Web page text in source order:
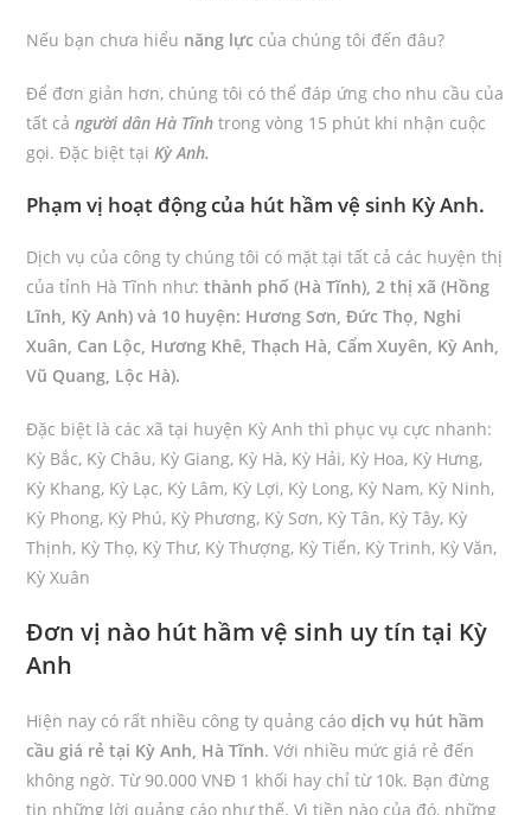
Nếu bạn chưa hiểu năng lực của chúng tôi đến đâu?
Để đơn giản hơn, chúng tôi có thể đáp ứng cho nhu cầu của
tất cảngười dân Hà Tĩnh trong vòng 15 phút khi nhận cuộc
gọi. Đặc biệt tạiKỳ Anh.
Phạm vị hoạt động của hút hầm vệ sinh Kỳ Anh.
Dịch vụ của công ty chúng tôi có mặt tại tất cả các huyện thị
của tỉnh Hà Tĩnh như:thành phố (Hà Tĩnh), 2 thị xã (Hồng
Lĩnh, Kỳ Anh) và 10 huyện: Hương Sơn, Đức Thọ, Nghi
Xuân, Can Lộc, Hương Khê, Thạch Hà, Cẩm Xuyên, Kỳ Anh,
Vũ Quang, Lộc Hà).
Đặc biệt là các xã tại huyện Kỳ Anh thì phục vụ cực nhanh:
Kỳ Bắc, Kỳ Châu, Kỳ Giang, Kỳ Hà, Kỳ Hải, Kỳ Hoa, Kỳ Hưng,
Kỳ Khang, Kỳ Lạc, Kỳ Lâm, Kỳ Lợi, Kỳ Long, Kỳ Nam, Kỳ Ninh,
Kỳ Phong, Kỳ Phú, Kỳ Phương, Kỳ Sơn, Kỳ Tân, Kỳ Tây, Kỳ
Thịnh, Kỳ Thọ, Kỳ Thư, Kỳ Thượng, Kỳ Tiến, Kỳ Trinh, Kỳ Văn,
Kỳ Xuân
Đơn vị nào hút hầm vệ sinh uy tín tại Kỳ
Anh
Hiện nay có rất nhiều công ty quảng cáo dịch vụ hút hầm
cầu giá rẻ tại Kỳ Anh, Hà Tĩnh. Với nhiều mức giá rẻ đến
không ngờ. Từ 90.000 VNĐ 1 khối hay chỉ từ 10k. Bạn đừng
tin những lời quảng cáo như thế. Vì tiền nào của đó, những